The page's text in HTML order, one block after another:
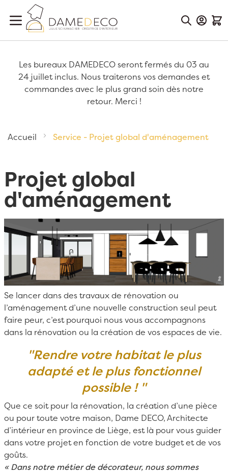
Aller au contenu
Les bureaux DAMEDECO seront fermés du 03 au
24 juillet inclus. Nous traiterons vos demandes et
commandes avec le plus grand soin dès notre
retour. Merci !
Accueil Service - Projet global d'aménagement
Projet global
d'aménagement
Se lancer dans des travaux de rénovation ou
l’aménagement d’une nouvelle construction seul peut
faire peur, c’est pourquoi nous vous accompagnons
dans la rénovation ou la création de vos espaces de vie.
"Rendre votre habitat le plus
adapté et le plus fonctionnel
possible ! "
Que ce soit pour la rénovation, la création d’une pièce
ou pour toute votre maison, Dame DECO, Architecte
d’intérieur en province de Liège, est là pour vous guider
dans votre projet en fonction de votre budget et de vos
goûts.
« Dans notre métier de décorateur, nous sommes